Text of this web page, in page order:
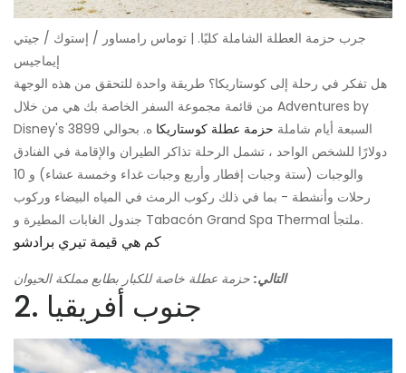
جرب حزمة العطلة الشاملة كليًا. | توماس رامساور / إستوك / جيتي
إيماجيس
هل تفكر في رحلة إلى كوستاريكا؟ طريقة واحدة للتحقق من هذه الوجهة
من قائمة مجموعة السفر الخاصة بك هي من خلال Adventures by
Disney's السبعة أيام شاملة حزمة عطلة كوستاريكا
ه. بحوالي 3899
دولارًا للشخص الواحد ، تشمل الرحلة تذاكر الطيران والإقامة في الفنادق
والوجبات (ستة وجبات إفطار وأربع وجبات غداء وخمسة عشاء) و 10
رحلات وأنشطة - بما في ذلك ركوب الرمث في المياه البيضاء وركوب
جندول الغابات المطيرة و Tabacón Grand Spa Thermal ملتجأ.
كم هي قيمة تيري برادشو
التالي: حزمة عطلة خاصة للكبار بطابع مملكة الحيوان
2. جنوب أفريقيا